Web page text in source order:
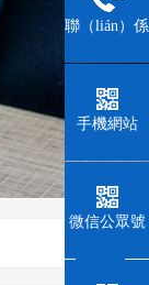
聯（lián）係
手機網站
微信公眾號